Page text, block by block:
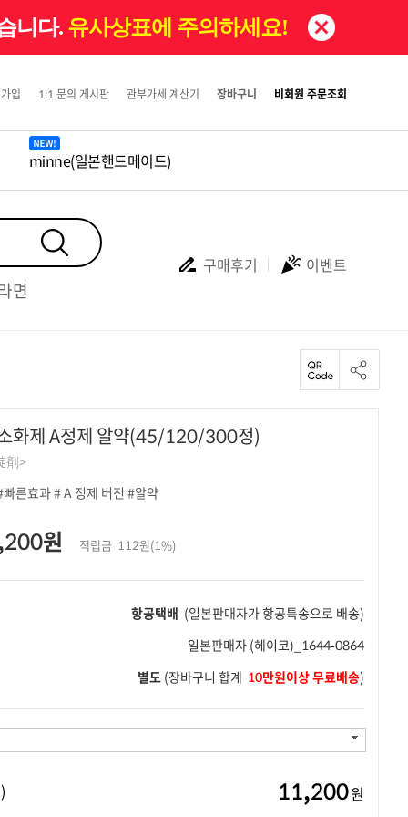
니다. 유사상표에 주의하세요!
minne(일본핸드메이드)
입 1:1 문의 게시판 관부가세 계산기 장바구니 비회원 주문조회
면
구매후기 이벤트
화제 A정제 알약(45/120/300정)
剤>
른효과 # A 정제 버전 #알약
원 적립금 112원(1%)
항공택배 (일본판매자가 항공특송으로 배송)
일본판매자 (헤이코)_1644-0864
별도 (장바구니 합계 10만원이상 무료배송)
11,200원